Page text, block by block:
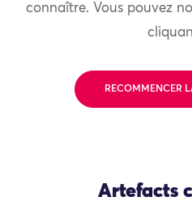
connaître. Vous pouvez
RECOMMENCER
Artefacts